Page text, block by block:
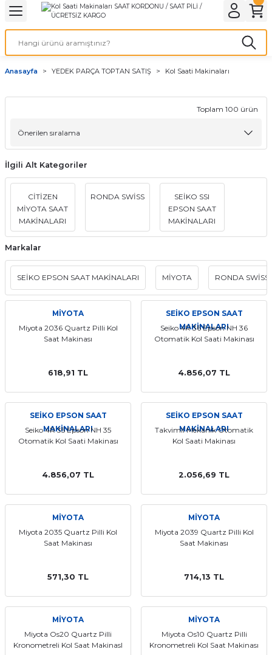
Geri Dön
& ELEKTİRİK AYDINLATMA & ELEKTRİK
AYDINLATMA
Geri Dön
ve Cihaz Pilleri
ÇEŞİTLERİ
Geri Dön
Geri Dön
Kordon Çeşitleri
Kordonu
saat kordonu
Anasayfa YEDEK PARÇA TOPTAN SATIŞ Kol Saati Makinaları
Toplam 100 ürün
İlgili Alt Kategoriler
CİTİZEN
MİYOTA SAAT
MAKİNALARI
RONDA SWİSS
SEİKO SSI
EPSON SAAT
MAKİNALARI
Markalar
SEİKO EPSON SAAT MAKİNALARI MİYOTA RONDA SWİSS
MİYOTA
Miyota 2036 Quartz Pilli Kol
Saat Makinası
618,91 TL
SEİKO EPSON SAAT
MAKİNALARI
Seiko 4R 36 Epson NH 36
Otomatik Kol Saati Makinası
4.856,07 TL
SEİKO EPSON SAAT
MAKİNALARI
Seiko 4R 35 Epson NH 35
Otomatik Kol Saati Makinası
4.856,07 TL
SEİKO EPSON SAAT
MAKİNALARI
Takvimli Mekanik Otomatik
Kol Saati Makinası
2.056,69 TL
MİYOTA
Miyota 2035 Quartz Pilli Kol
Saat Makinası
571,30 TL
MİYOTA
Miyota 2039 Quartz Pilli Kol
Saat Makinası
714,13 TL
MİYOTA
Miyota Os20 Quartz Pilli
Kronometreli Kol Saat MakinasI
MİYOTA
Miyota Os10 Quartz Pilli
Kronometreli Kol Saat Makinası